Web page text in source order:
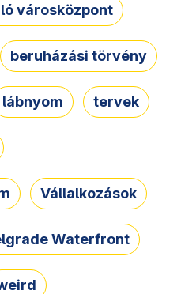
városközpont
beruházási törvény
lábnyom tervek
Vállalkozások
Waterfront